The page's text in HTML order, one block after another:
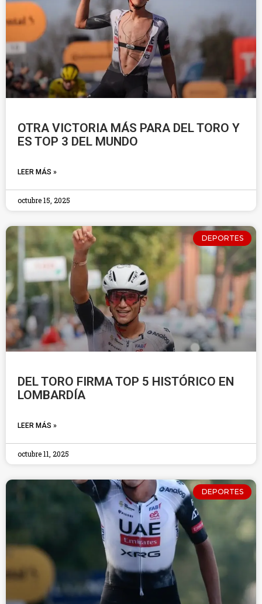
OTRA VICTORIA MÁS PARA DEL TORO Y
ES TOP 3 DEL MUNDO
LEER MÁS »
octubre 15, 2025
DEPORTES
DEL TORO FIRMA TOP 5 HISTÓRICO EN
LOMBARDÍA
LEER MÁS »
octubre 11, 2025
DEPORTES